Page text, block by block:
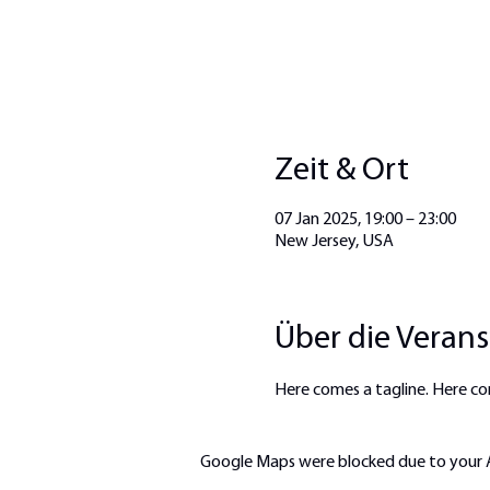
Zeit & Ort
07 Jan 2025, 19:00 – 23:00
New Jersey, USA
Über die
Here comes a tagline. Here
Google Maps were blocked due to